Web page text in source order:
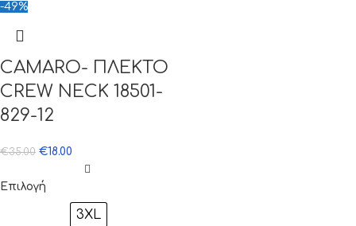
-49%
CAMARO- ΠΛΕΚΤΟ
CREW NECK 18501-
829-12
€35.00 €18.00
Επιλογή
3XL